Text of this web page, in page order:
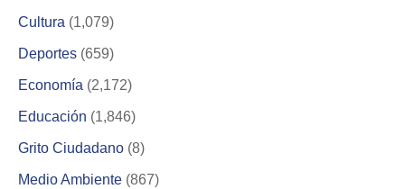
Cultura (1,079)
Deportes (659)
Economía (2,172)
Educación (1,846)
Grito Ciudadano (8)
Medio Ambiente (867)